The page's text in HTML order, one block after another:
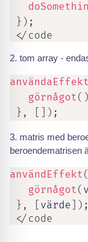
} ) ;
</code
tom array -
användaEffekt
görnågot( )
} , ) ;
matris med
beroendematrisen
användEffekt(
görnågot(
} , värde ) ;
</code